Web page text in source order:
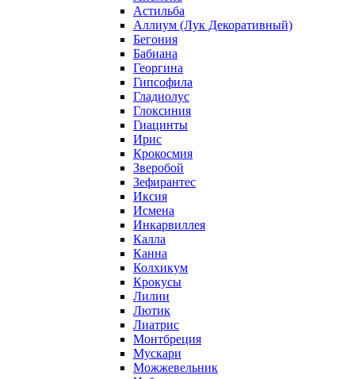
Астильба
Аллиум (Лук Декоративный)
Бегония
Бабиана
Георгина
Гипсофила
Гладиолус
Глоксиния
Гиацинты
Ирис
Крокосмия
Зверобой
Зефирантес
Иксия
Исмена
Инкарвиллея
Калла
Канна
Колхикум
Крокусы
Лилии
Лютик
Лиатрис
Монтбреция
Мускари
Можжевельник